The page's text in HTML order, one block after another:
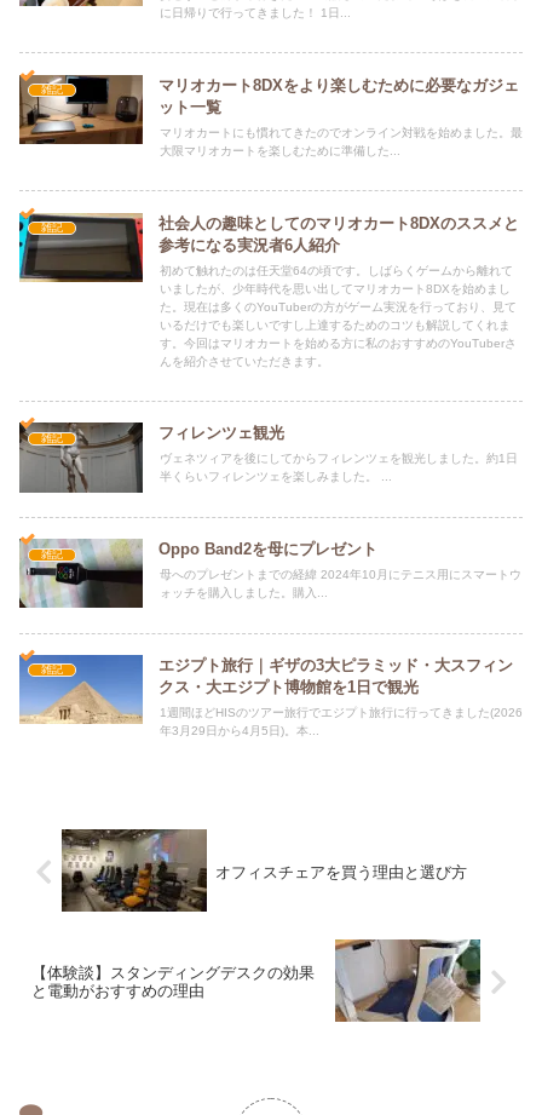
に日帰りで行ってきました！ 1日...
雑記
マリオカート8DXをより楽しむために必要なガジェ
ット一覧
マリオカートにも慣れてきたのでオンライン対戦を始めました。最
大限マリオカートを楽しむために準備した...
雑記
社会人の趣味としてのマリオカート8DXのススメと
参考になる実況者6人紹介
初めて触れたのは任天堂64の頃です。しばらくゲームから離れて
いましたが、少年時代を思い出してマリオカート8DXを始めまし
た。現在は多くのYouTuberの方がゲーム実況を行っており、見て
いるだけでも楽しいですし上達するためのコツも解説してくれま
す。今回はマリオカートを始める方に私のおすすめのYouTuberさ
んを紹介させていただきます。
雑記 フィレンツェ観光
ヴェネツィアを後にしてからフィレンツェを観光しました。約1日
半くらいフィレンツェを楽しみました。 ...
雑記 Oppo Band2を母にプレゼント
母へのプレゼントまでの経緯 2024年10月にテニス用にスマートウ
ォッチを購入しました。購入...
雑記
エジプト旅行｜ギザの3大ピラミッド・大スフィン
クス・大エジプト博物館を1日で観光
1週間ほどHISのツアー旅行でエジプト旅行に行ってきました(2026
年3月29日から4月5日)。本...
オフィスチェアを買う理由と選び方
【体験談】スタンディングデスクの効果
と電動がおすすめの理由